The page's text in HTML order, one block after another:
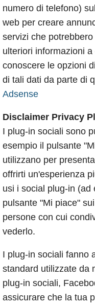
numero di telefono)
web per creare
servizi che
ulteriori informazioni
conoscere le opzioni
di tali dati da parte di
Adsense
Disclaimer Privacy
I plug-in sociali sono
esempio il pulsante
utilizzano per
offrirti un'esperienza
usi i social plug-in (ad
pulsante "Mi piace"
persone con cui
vederlo.
I plug-in sociali fanno
standard utilizzate da
plug-in sociali,
assicurare che la tua